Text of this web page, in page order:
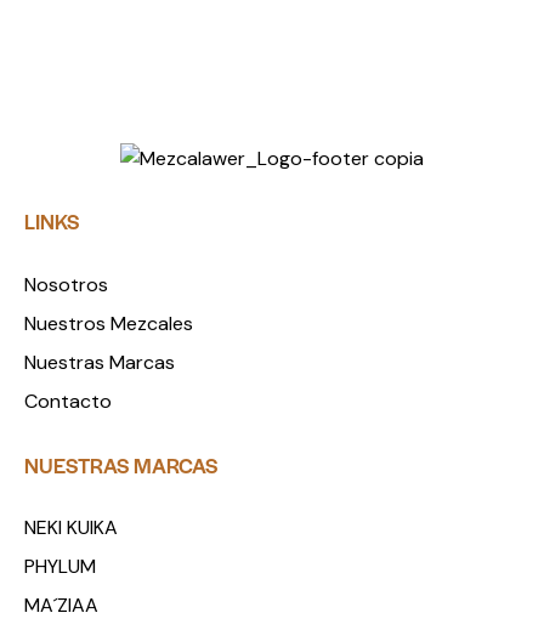
LINKS
Nosotros
Nuestros Mezcales
Nuestras Marcas
Contacto
NUESTRAS MARCAS
NEKI KUIKA
PHYLUM
MA´ZIAA